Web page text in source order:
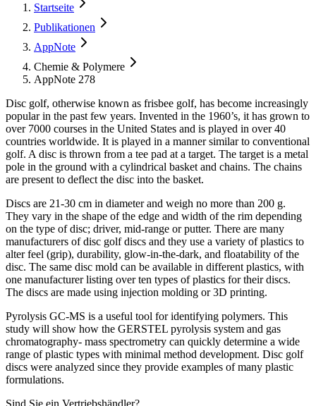
Startseite
Publikationen
AppNote
Chemie & Polymere
AppNote 278
Disc golf, otherwise known as frisbee golf, has become increasingly
popular in the past few years. Invented in the 1960’s, it has grown to
over 7000 courses in the United States and is played in over 40
countries worldwide. It is played in a manner similar to conventional
golf. A disc is thrown from a tee pad at a target. The target is a metal
pole in the ground with a cylindrical basket and chains. The chains
are present to deflect the disc into the basket.
Discs are 21-30 cm in diameter and weigh no more than 200 g.
They vary in the shape of the edge and width of the rim depending
on the type of disc; driver, mid-range or putter. There are many
manufacturers of disc golf discs and they use a variety of plastics to
alter feel (grip), durability, glow-in-the-dark, and floatability of the
disc. The same disc mold can be available in different plastics, with
one manufacturer listing over ten types of plastics for their discs.
The discs are made using injection molding or 3D printing.
Pyrolysis GC-MS is a useful tool for identifying polymers. This
study will show how the GERSTEL pyrolysis system and gas
chromatography- mass spectrometry can quickly determine a wide
range of plastic types with minimal method development. Disc golf
discs were analyzed since they provide examples of many plastic
formulations.
Sind Sie ein Vertriebshändler?